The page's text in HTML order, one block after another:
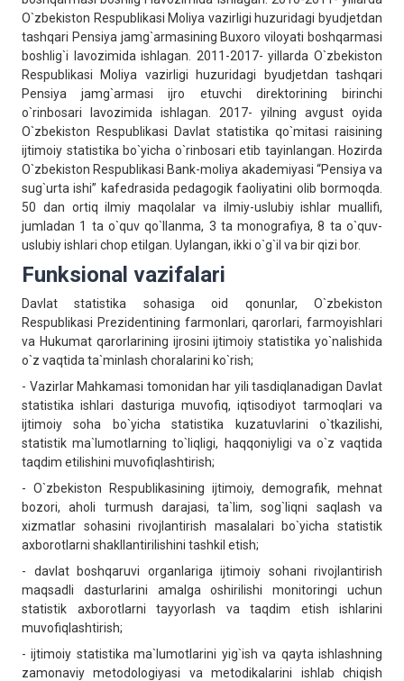
O`zbekiston Respublikasi Moliya vazirligi huzuridagi byudjetdan
tashqari Pensiya jamg`armasining Buxoro viloyati boshqarmasi
boshlig`i lavozimida ishlagan. 2011-2017- yillarda O`zbekiston
Respublikasi Moliya vazirligi huzuridagi byudjetdan tashqari
Pensiya jamg`armasi ijro etuvchi direktorining birinchi
o`rinbosari lavozimida ishlagan. 2017- yilning avgust oyida
O`zbekiston Respublikasi Davlat statistika qo`mitasi raisining
ijtimoiy statistika bo`yicha o`rinbosari etib tayinlangan. Hozirda
O`zbekiston Respublikasi Bank-moliya akademiyasi “Pensiya va
sug`urta ishi” kafedrasida pedagogik faoliyatini olib bormoqda.
50 dan ortiq ilmiy maqolalar va ilmiy-uslubiy ishlar muallifi,
jumladan 1 ta o`quv qo`llanma, 3 ta monografiya, 8 ta o`quv-
uslubiy ishlari chop etilgan. Uylangan, ikki o`g`il va bir qizi bor.
Funksional vazifalari
Davlat statistika sohasiga oid qonunlar, O`zbekiston
Respublikasi Prezidentining farmonlari, qarorlari, farmoyishlari
va Hukumat qarorlarining ijrosini ijtimoiy statistika yo`nalishida
o`z vaqtida ta`minlash choralarini ko`rish;
- Vazirlar Mahkamasi tomonidan har yili tasdiqlanadigan Davlat
statistika ishlari dasturiga muvofiq, iqtisodiyot tarmoqlari va
ijtimoiy soha bo`yicha statistika kuzatuvlarini o`tkazilishi,
statistik ma`lumotlarning to`liqligi, haqqoniyligi va o`z vaqtida
taqdim etilishini muvofiqlashtirish;
- O`zbekiston Respublikasining ijtimoiy, demografik, mehnat
bozori, aholi turmush darajasi, ta`lim, sog`liqni saqlash va
xizmatlar sohasini rivojlantirish masalalari bo`yicha statistik
axborotlarni shakllantirilishini tashkil etish;
- davlat boshqaruvi organlariga ijtimoiy sohani rivojlantirish
maqsadli dasturlarini amalga oshirilishi monitoringi uchun
statistik axborotlarni tayyorlash va taqdim etish ishlarini
muvofiqlashtirish;
- ijtimoiy statistika ma`lumotlarini yig`ish va qayta ishlashning
zamonaviy metodologiyasi va metodikalarini ishlab chiqish